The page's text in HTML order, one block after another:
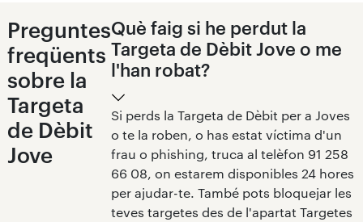
Preguntes
freqüents
sobre la
Targeta
de Dèbit
Jove
Què faig si he perdut la
Targeta de Dèbit Jove o me
l'han robat?
Si perds la Targeta de Dèbit per a Joves
o te la roben, o has estat víctima d'un
frau o phishing, truca al telèfon 91 258
66 08, on estarem disponibles 24 hores
per ajudar-te. També pots bloquejar les
teves targetes des de l'apartat Targetes